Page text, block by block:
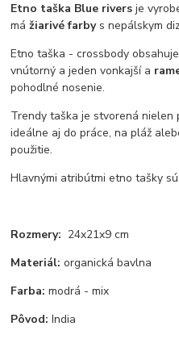
Etno taška Blue riversje
mážiarivé farbys nepálskym
Etno taška - crossbody obsahuje
vnútorný a jeden vonkajší a
pohodlné nosenie.
Trendy taška je stvorená
ideálne aj do práce, na pláž
použitie.
Hlavnými atribútmi etno tašky
Rozmery: 24x21x9 cm
Materiál: organická bavlna
Farba: modrá - mix
Pôvod: India